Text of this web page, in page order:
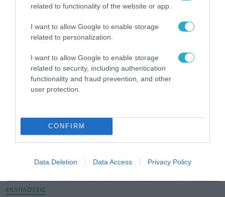
related to functionality of the website or app.
I want to allow Google to enable storage
related to personalization.
I want to allow Google to enable storage
related to security, including authentication
functionality and fraud prevention, and other
user protection.
CONFIRM
Data Deletion Data Access Privacy Policy
ΒΡΑΒΕΥΣΕΙΣ
ΕΚΔΗΛΩΣΕΙΣ